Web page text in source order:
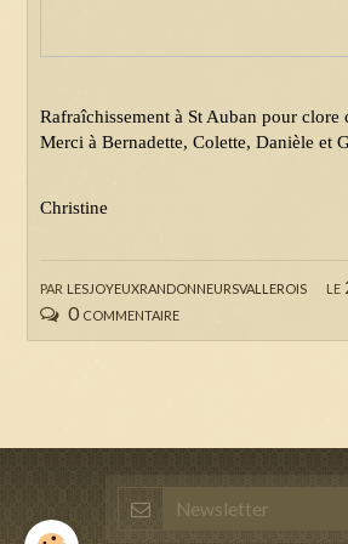
par lesjoyeuxrandonneursvallerois
le
0 commentaire
Rafraîchissement à St Auban pour clore
Merci à Bernadette, Colette, Danièle et
Christine